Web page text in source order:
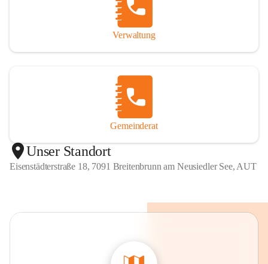
Verwaltung
Gemeinderat
Unser Standort
Eisenstädterstraße 18, 7091 Breitenbrunn am Neusiedler See, AUT